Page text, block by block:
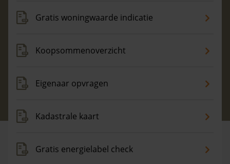
Gratis woningwaarde indicatie
Koopsommenoverzicht
Eigenaar opvragen
Kadastrale kaart
Gratis energielabel check